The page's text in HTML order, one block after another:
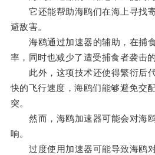
它还能帮助海鸥们在海上寻找
避敌害。
海鸥通过加速器的辅助，在捕食
率，同时也减少了遭受捕食者袭击的
此外，这项技术还使得繁衍后代
快的飞行速度，海鸥们能够避免交
突。
然而，海鸥加速器可能会对海
响。
过度使用加速器可能导致海鸥对